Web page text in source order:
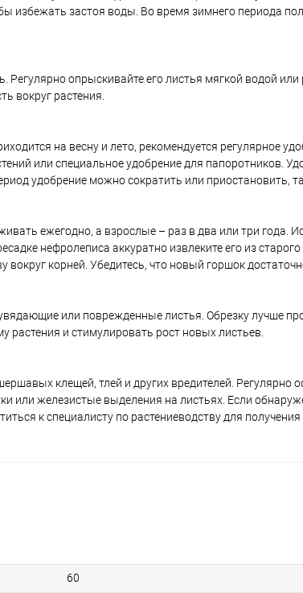
избежать застоя воды. Во время зимнего периода
Регулярно опрыскивайте его листья мягкой водой
вокруг растения.
на весну и лето, рекомендуется регулярное
или специальное удобрение для папоротников.
удобрение можно сократить или приостановить,
ежегодно, а взрослые – раз в два или три года.
нефролеписа аккуратно извлеките его из
корней. Убедитесь, что новый горшок
или поврежденные листья. Обрезку лучше
и стимулировать рост новых листьев.
клещей, тлей и других вредителей. Регулярно
или железистые выделения на листьях. Если
к специалисту по растениеводству для
60